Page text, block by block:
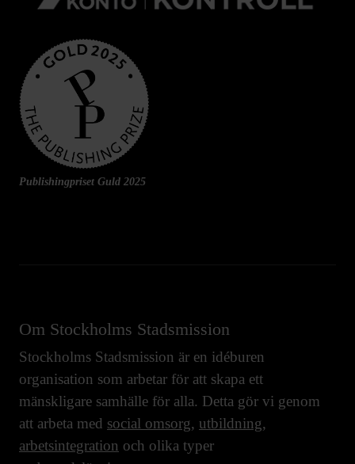
Publishingpriset Guld 2025
Om Stockholms Stadsmission
Stockholms Stadsmission är en idéburen
organisation som arbetar för att skapa ett
mänskligare samhälle för alla. Detta gör vi genom
att arbeta med social omsorg, utbildning,
arbetsintegration och olika typer